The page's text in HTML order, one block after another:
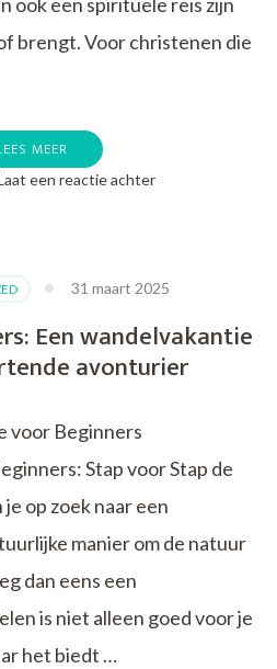
brengt. Voor christenen die
MEER
een reactie achterop
van
Christelijke
Fietsvakantie
31 maart 2025
Een wandelvakantie
avonturier
voor Beginners
Stap voor Stap de
op zoek naar een
manier om de natuur
dan eens een
is niet alleen goed voor je
het biedt …